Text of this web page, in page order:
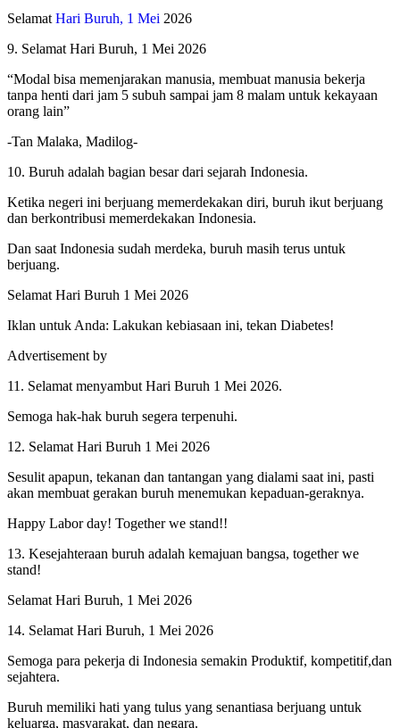
Selamat Hari Buruh, 1 Mei 2026
9. Selamat Hari Buruh, 1 Mei 2026
“Modal bisa memenjarakan manusia, membuat manusia bekerja
tanpa henti dari jam 5 subuh sampai jam 8 malam untuk kekayaan
orang lain”
-Tan Malaka, Madilog-
10. Buruh adalah bagian besar dari sejarah Indonesia.
Ketika negeri ini berjuang memerdekakan diri, buruh ikut berjuang
dan berkontribusi memerdekakan Indonesia.
Dan saat Indonesia sudah merdeka, buruh masih terus untuk
berjuang.
Selamat Hari Buruh 1 Mei 2026
Iklan untuk Anda: Lakukan kebiasaan ini, tekan Diabetes!
Advertisement by
11. Selamat menyambut Hari Buruh 1 Mei 2026.
Semoga hak-hak buruh segera terpenuhi.
12. Selamat Hari Buruh 1 Mei 2026
Sesulit apapun, tekanan dan tantangan yang dialami saat ini, pasti
akan membuat gerakan buruh menemukan kepaduan-geraknya.
Happy Labor day! Together we stand!!
13. Kesejahteraan buruh adalah kemajuan bangsa, together we
stand!
Selamat Hari Buruh, 1 Mei 2026
14. Selamat Hari Buruh, 1 Mei 2026
Semoga para pekerja di Indonesia semakin Produktif, kompetitif,dan
sejahtera.
Buruh memiliki hati yang tulus yang senantiasa berjuang untuk
keluarga, masyarakat, dan negara.